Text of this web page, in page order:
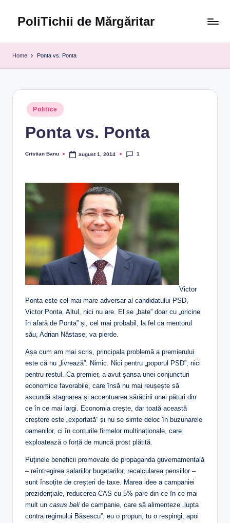
PoliTichii de Mărgăritar
Home Ponta vs. Ponta
Posted
in
Politice
Ponta vs. Ponta
Posted
Cristian Banu august 1, 2014 1
Victor
Ponta este cel mai mare adversar al candidatului PSD,
Victor Ponta. Altul, nici nu are. El se „bate” doar cu „oricine
în afară de Ponta” și, cel mai probabil, la fel ca mentorul
său, Adrian Năstase, va pierde.
Așa cum am mai scris, principala problemă a premierului
este că nu „livrează”. Nimic. Nici pentru „poporul PSD”, nici
pentru restul. Ca premier, a avut șansa unei conjuncturi
economice favorabile, care însă nu mai reușește să
ascundă stagnarea și accentuarea sărăcirii unei pături din
ce în ce mai largi. Economia crește, dar toată această
creștere este „exportată” și nu se simte deloc în buzunarele
oamenilor, ci în conturile firmelor multinaționale, care
exploatează o forță de muncă prost plătită.
Puținele beneficii promovate de propaganda guvernamentală
– reîntregirea salariilor bugetarilor, recalcularea pensiilor –
sunt însoțite de creșteri de taxe. Marea idee a campaniei
prezidențiale, reducerea CAS cu 5% pare din ce în ce mai
mult un casus beli de campanie, care să alimenteze „lupta
contra regimului Băsescu”: eu o propun, tu o respingi, apoi